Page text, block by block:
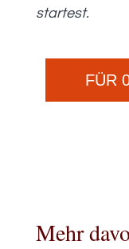
startest.
FÜR
Mehr